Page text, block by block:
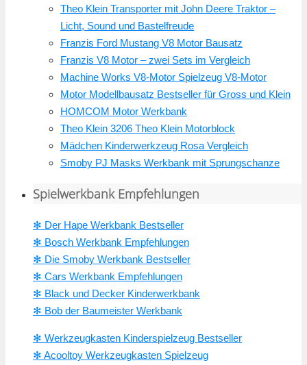
Theo Klein Transporter mit John Deere Traktor –
Licht, Sound und Bastelfreude
Franzis Ford Mustang V8 Motor Bausatz
Franzis V8 Motor – zwei Sets im Vergleich
Machine Works V8-Motor Spielzeug V8-Motor
Motor Modellbausatz Bestseller für Gross und Klein
HOMCOM Motor Werkbank
Theo Klein 3206 Theo Klein Motorblock
Mädchen Kinderwerkzeug Rosa Vergleich
Smoby PJ Masks Werkbank mit Sprungschanze
Spielwerkbank Empfehlungen
✻ Der Hape Werkbank Bestseller
✻ Bosch Werkbank Empfehlungen
✻ Die Smoby Werkbank Bestseller
✻ Cars Werkbank Empfehlungen
✻ Black und Decker Kinderwerkbank
✻ Bob der Baumeister Werkbank
✻ Werkzeugkasten Kinderspielzeug Bestseller
✻ Acooltoy Werkzeugkasten Spielzeug